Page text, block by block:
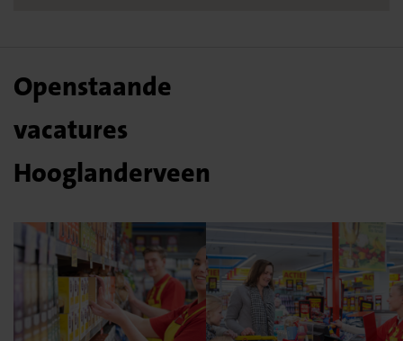
Openstaande
vacatures
Hooglanderveen